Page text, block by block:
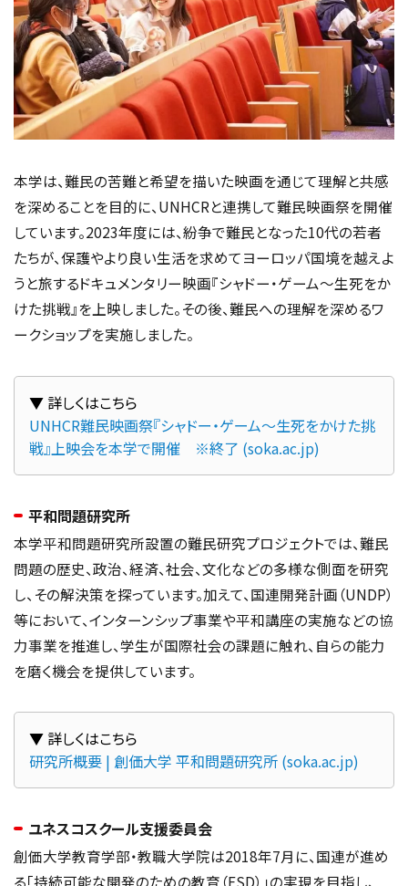
本学は、難民の苦難と希望を描いた映画を通じて理解と共感
を深めることを目的に、UNHCRと連携して難民映画祭を開催
しています。2023年度には、紛争で難民となった10代の若者
たちが、保護やより良い生活を求めてヨーロッパ国境を越えよ
うと旅するドキュメンタリー映画『シャドー・ゲーム〜生死をか
けた挑戦』を上映しました。その後、難民への理解を深めるワ
ークショップを実施しました。
UNHCR難民映画祭『シャドー・ゲーム～生死をかけた挑
戦』上映会を本学で開催　※終了 (soka.ac.jp)
平和問題研究所
本学平和問題研究所設置の難民研究プロジェクトでは、難民
問題の歴史、政治、経済、社会、文化などの多様な側面を研究
し、その解決策を探っています。加えて、国連開発計画（UNDP）
等において、インターンシップ事業や平和講座の実施などの協
力事業を推進し、学生が国際社会の課題に触れ、自らの能力
を磨く機会を提供しています。
研究所概要 | 創価大学 平和問題研究所 (soka.ac.jp)
ユネスコスクール支援委員会
創価大学教育学部・教職大学院は2018年7月に、国連が進め
る「持続可能な開発のための教育（ESD）」の実現を目指し、